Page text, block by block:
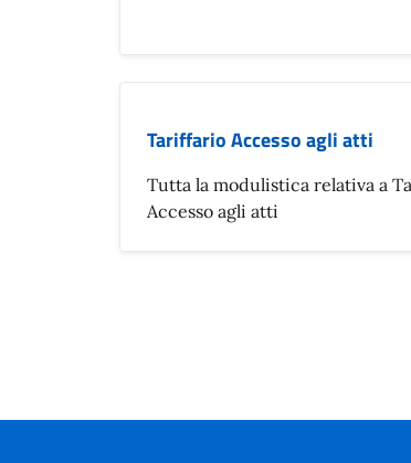
Tariffario Accesso agli atti
Tutta la modulistica relativa a
Accesso agli atti